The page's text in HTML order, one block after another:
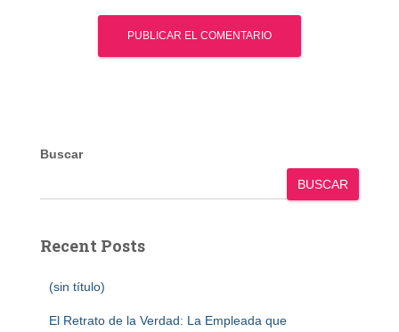
Buscar
BUSCAR
Recent Posts
(sin título)
El Retrato de la Verdad: La Empleada que